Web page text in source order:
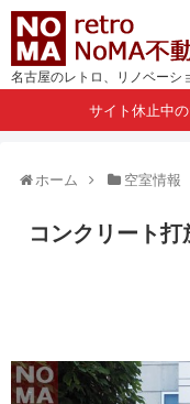
名古屋のレトロ、リノベーシ
サイト休止中
ホーム 空室情報
コンクリート